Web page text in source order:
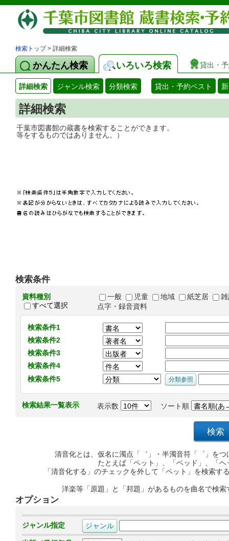
検索トップ> 詳細検索
かんたん検索 いろいろ検索 貸出・
詳細検索 ジャンル検索 分類検索 貸出・予約ベスト
詳細検索
千葉市図書館の蔵書を検索することがで
等をするものではありません。）
検索条件
資料種別
すべて選択
一般 児童 地域 紙芝居
点字・録音資料
検索条件1
検索条件2
検索条件3
検索条件4
検索条件5
検索結果一覧表示 表示数 ソート順
清音化とは、仮名に濁点「゛」・半濁音符「゜」を
たとえば「ペット」、「ベッド」、「
「清音化する」のチェックを外して「ペット」を検索
洋楽等「原題」と「邦題」があるものを曲名で検
オプション
ジャンル指定